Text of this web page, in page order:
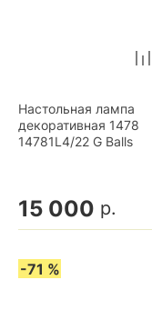
Настольная лампа
декоративная 1478
14781L4/22 G Balls
15 000 р.
-71 %